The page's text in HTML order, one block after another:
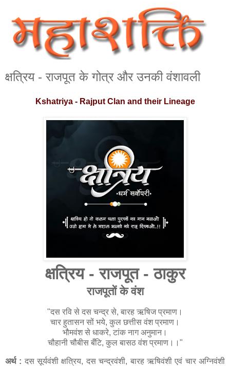
क्षत्रिय - राजपूत के गोत्र और उनकी वंशावली
Kshatriya - Rajput Clan and their Lineage
क्षत्रिय - राजपूत - ठाकुर
राजपूतों के वंश
"दस रवि से दस चन्द्र से, बारह ऋषिज प्रमाण।
चार हुतासन सों भये, कुल छत्तीस वंश प्रमाण।
भौमवंश से धाकरे, टांक नाग अनुमान।
चौहानी चौबीस बँटि, कुल बासठ वंश प्रमाण।।"
अर्थ : दस सूर्यवंशी क्षत्रिय, दस चन्द्रवंशी, बारह ऋषिवंशी एवं चार अग्निवंशी